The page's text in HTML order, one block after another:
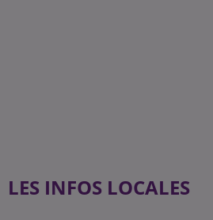
LES INFOS LOCALES